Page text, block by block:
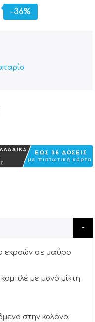
-36%
εκροών σε μαύρο
με μονό μίκτη
στην κολόνα